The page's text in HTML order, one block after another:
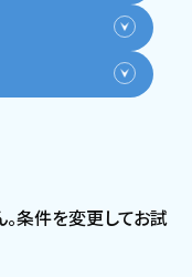
条件を変更してお試